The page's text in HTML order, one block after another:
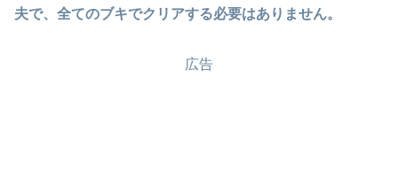
夫で、全てのブキでクリアする必要はありません。
広告